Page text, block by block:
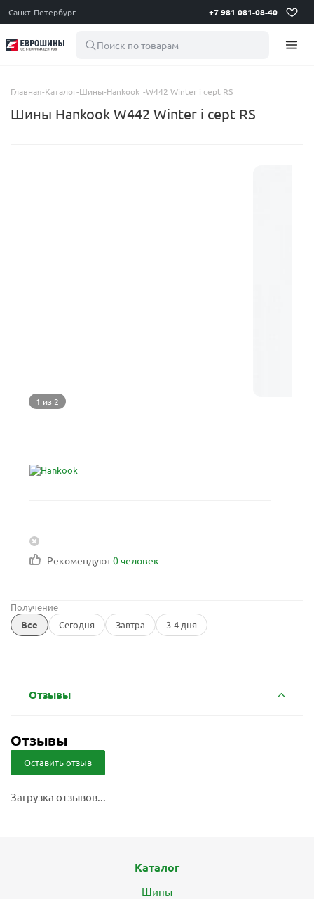
Санкт-Петербург +7 981 081-08-40
Поиск по товарам
Главная-Каталог-Шины-Hankook -W442 Winter i cept RS
Шины Hankook W442 Winter i cept RS
1 из 2
Рекомендуют0 человек
Получение
Все
Сегодня Завтра 3-4 дня
Отзывы
Отзывы
Оставить отзыв
Загрузка отзывов...
Каталог
Шины